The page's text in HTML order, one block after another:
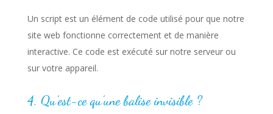
Un script est un élément de code utilisé pour que notre
site web fonctionne correctement et de manière
interactive. Ce code est exécuté sur notre serveur ou
sur votre appareil.
4. Qu’est-ce qu’une balise invisible ?